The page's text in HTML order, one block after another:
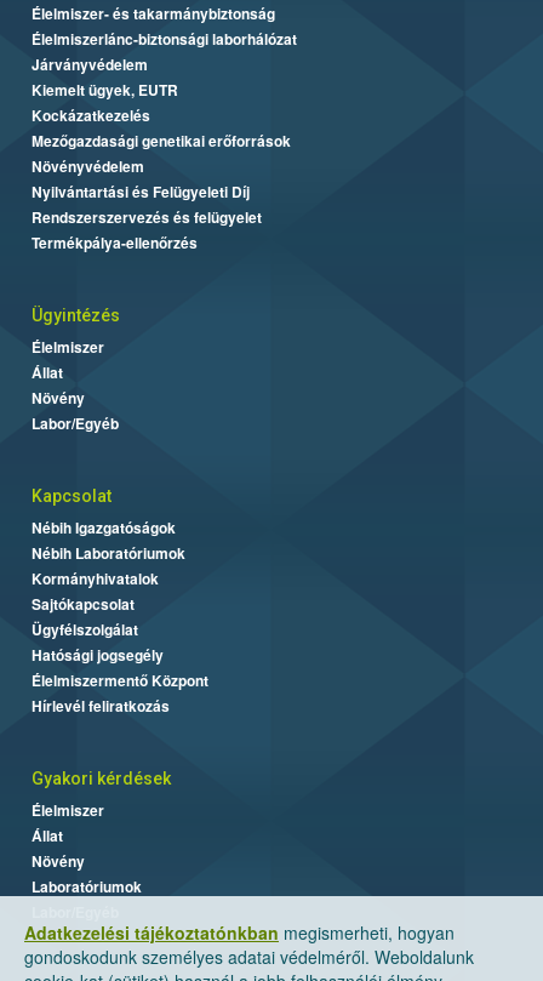
Adatkezelési tájékoztatónkban megismerheti, hogyan
gondoskodunk személyes adatai védelméről. Weboldalunk
Élelmiszer- és takarmánybiztonság
Élelmiszerlánc-biztonsági laborhálózat
Járványvédelem
Kiemelt ügyek, EUTR
Kockázatkezelés
Mezőgazdasági genetikai erőforrások
Növényvédelem
Nyilvántartási és Felügyeleti Díj
Rendszerszervezés és felügyelet
Termékpálya-ellenőrzés
Ügyintézés
Élelmiszer
Állat
Növény
Labor/Egyéb
Kapcsolat
Nébih Igazgatóságok
Nébih Laboratóriumok
Kormányhivatalok
Sajtókapcsolat
Ügyfélszolgálat
Hatósági jogsegély
Élelmiszermentő Központ
Hírlevél feliratkozás
Gyakori kérdések
Élelmiszer
Állat
Növény
Laboratóriumok